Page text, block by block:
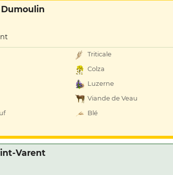
Triticale
Colza
Luzerne
Viande de Veau
Blé
Varent